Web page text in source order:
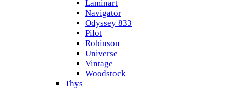
Laminart
Navigator
Odyssey 833
Pilot
Robinson
Universe
Vintage
Woodstock
Thys